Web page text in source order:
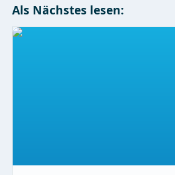
Als Nächstes lesen: